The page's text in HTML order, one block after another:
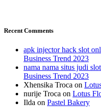
Recent Comments
apk injector hack slot
Business Trend 2023
nama nama situs judi
Business Trend 2023
Xhensika Troca on
nurije Troca on Lotus
Ilda on Pastel Bakery